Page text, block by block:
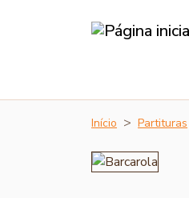
Início Partituras